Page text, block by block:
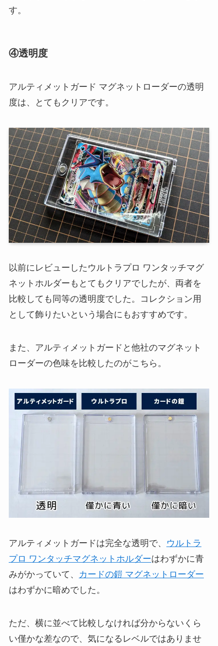
す。
④透明度
アルティメットガード マグネットローダーの透明
度は、とてもクリアです。
以前にレビューしたウルトラプロ ワンタッチマグ
ネットホルダーもとてもクリアでしたが、両者を
比較しても同等の透明度でした。コレクション用
として飾りたいという場合にもおすすめです。
また、アルティメットガードと他社のマグネット
ローダーの色味を比較したのがこちら。
アルティメットガードは完全な透明で、
ウルトラ
プロ ワンタッチマグネットホルダーはわずかに青
みがかっていて、
カードの鎧 マグネットローダー
はわずかに暗めでした。
ただ、横に並べて比較しなければ分からないくら
い僅かな差なので、気になるレベルではありませ